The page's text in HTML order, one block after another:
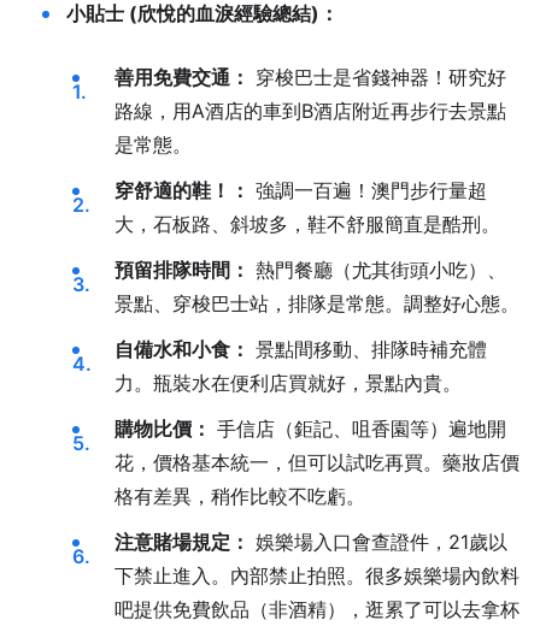
小貼士 (欣悅的血淚經驗總結)：
善用免費交通： 穿梭巴士是省錢神器！研究好
路線，用A酒店的車到B酒店附近再步行去景點
是常態。
穿舒適的鞋！： 強調一百遍！澳門步行量超
大，石板路、斜坡多，鞋不舒服簡直是酷刑。
預留排隊時間： 熱門餐廳（尤其街頭小吃）、
景點、穿梭巴士站，排隊是常態。調整好心態。
自備水和小食： 景點間移動、排隊時補充體
力。瓶裝水在便利店買就好，景點內貴。
購物比價： 手信店（鉅記、咀香園等）遍地開
花，價格基本統一，但可以試吃再買。藥妝店價
格有差異，稍作比較不吃虧。
注意賭場規定： 娛樂場入口會查證件，21歲以
下禁止進入。內部禁止拍照。很多娛樂場內飲料
吧提供免費飲品（非酒精），逛累了可以去拿杯